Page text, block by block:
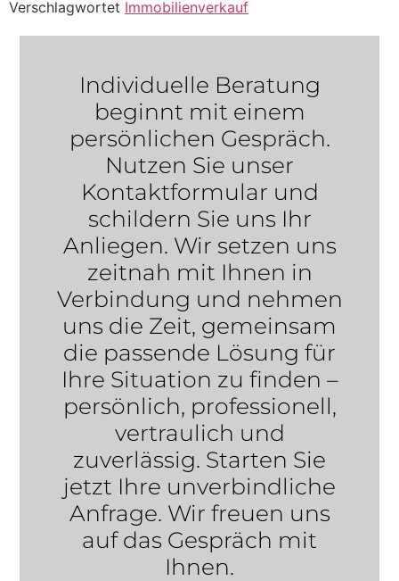
Verschlagwortet Immobilienverkauf
Individuelle Beratung
beginnt mit einem
persönlichen Gespräch.
Nutzen Sie unser
Kontaktformular und
schildern Sie uns Ihr
Anliegen. Wir setzen uns
zeitnah mit Ihnen in
Verbindung und nehmen
uns die Zeit, gemeinsam
die passende Lösung für
Ihre Situation zu finden –
persönlich, professionell,
vertraulich und
zuverlässig. Starten Sie
jetzt Ihre unverbindliche
Anfrage. Wir freuen uns
auf das Gespräch mit
Ihnen.